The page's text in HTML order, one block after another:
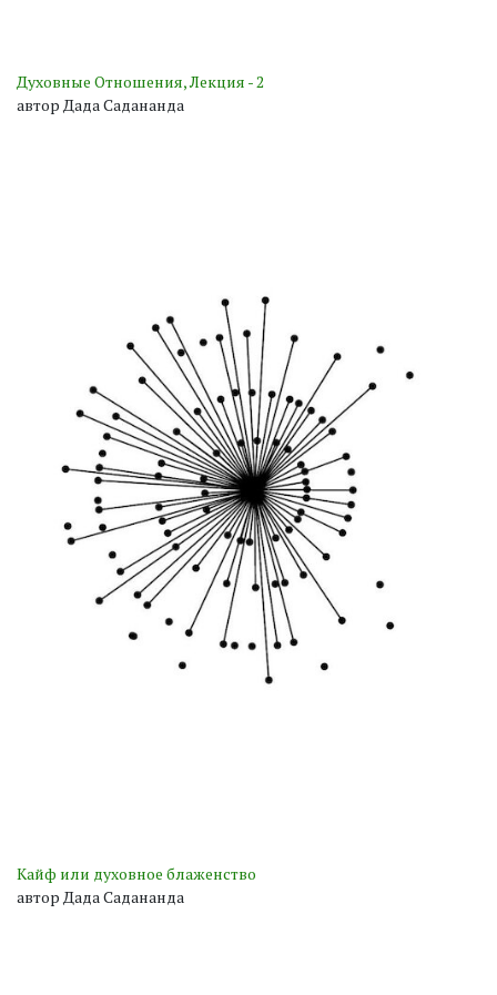
Духовные Отношения, Лекция - 2
автор Дада Садананда
Кайф или духовное блаженство
автор Дада Садананда